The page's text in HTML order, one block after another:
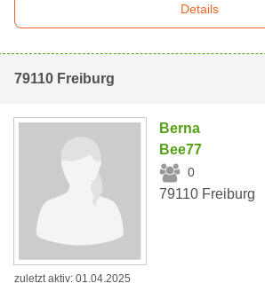
Details
79110 Freiburg
Berna
Bee77
0
79110 Freiburg
zuletzt aktiv: 01.04.2025